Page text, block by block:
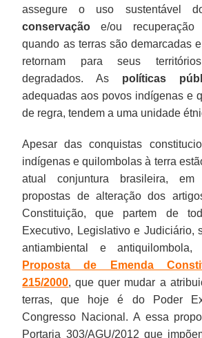
assegure o uso sustentável
conservação e/ou recuperação
quando as terras são demarcadas
retornam para seus
degradados. As políticas
adequadas aos povos indígenas e
de regra, tendem a uma unidade
Apesar das conquistas
indígenas e quilombolas à terra
atual conjuntura brasileira, em
propostas de alteração dos
Constituição, que partem de
Executivo, Legislativo e Judiciário,
antiambiental e
Proposta de Emenda
215/2000, que quer mudar a
terras, que hoje é do Poder
Congresso Nacional. A essa
Portaria 303/AGU/2012 que